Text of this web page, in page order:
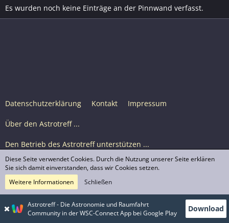
Es wurden noch keine Einträge an der Pinnwand verfasst.
Datenschutzerklärung Kontakt Impressum
Über den Astrotreff ...
Den Betrieb des Astrotreff unterstützen ...
Nutzungsbedingungen
© Astrotreff 2001-2026, lizenziert unter CC BY-SA,
sofern für einzelne Inhalte nicht anders angegeben
Astrotreff - Die Astronomie und Raumfahrt
Community in der WSC-Connect App bei Google Play
Download
Diese Seite verwendet Cookies. Durch die Nutzung unserer Seite erklären
Sie sich damit einverstanden, dass wir Cookies setzen.
Weitere Informationen
Schließen